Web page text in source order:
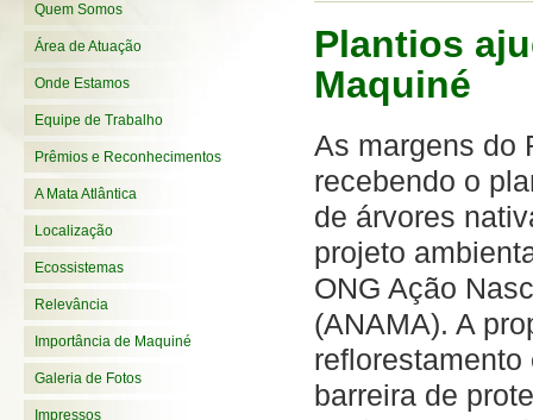
Quem Somos
Área de Atuação
Onde Estamos
Equipe de Trabalho
Prêmios e Reconhecimentos
A Mata Atlântica
Localização
Ecossistemas
Relevância
Importância de Maquiné
Galeria de Fotos
Impressos
Plantios
Maquiné
As margens do
recebendo o
de árvores
projeto
ONG Ação
(ANAMA). A
reflorestamento
barreira de